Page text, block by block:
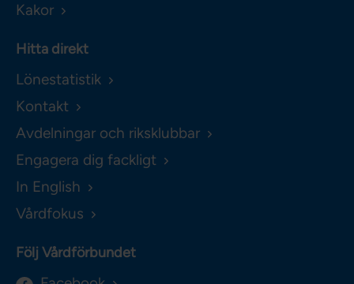
Kakor
Hitta direkt
Lönestatistik
Kontakt
Avdelningar och riksklubbar
Engagera dig fackligt
In English
Vårdfokus
Följ Vårdförbundet